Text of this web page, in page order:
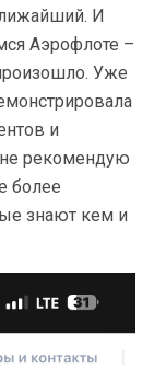
И
Аэрофлоте –
Уже
и
рекомендую
более
знают кем и